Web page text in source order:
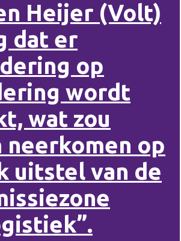
Heijer (Volt)
dat er
op
wordt
wat zou
neerkomen op
uitstel van de